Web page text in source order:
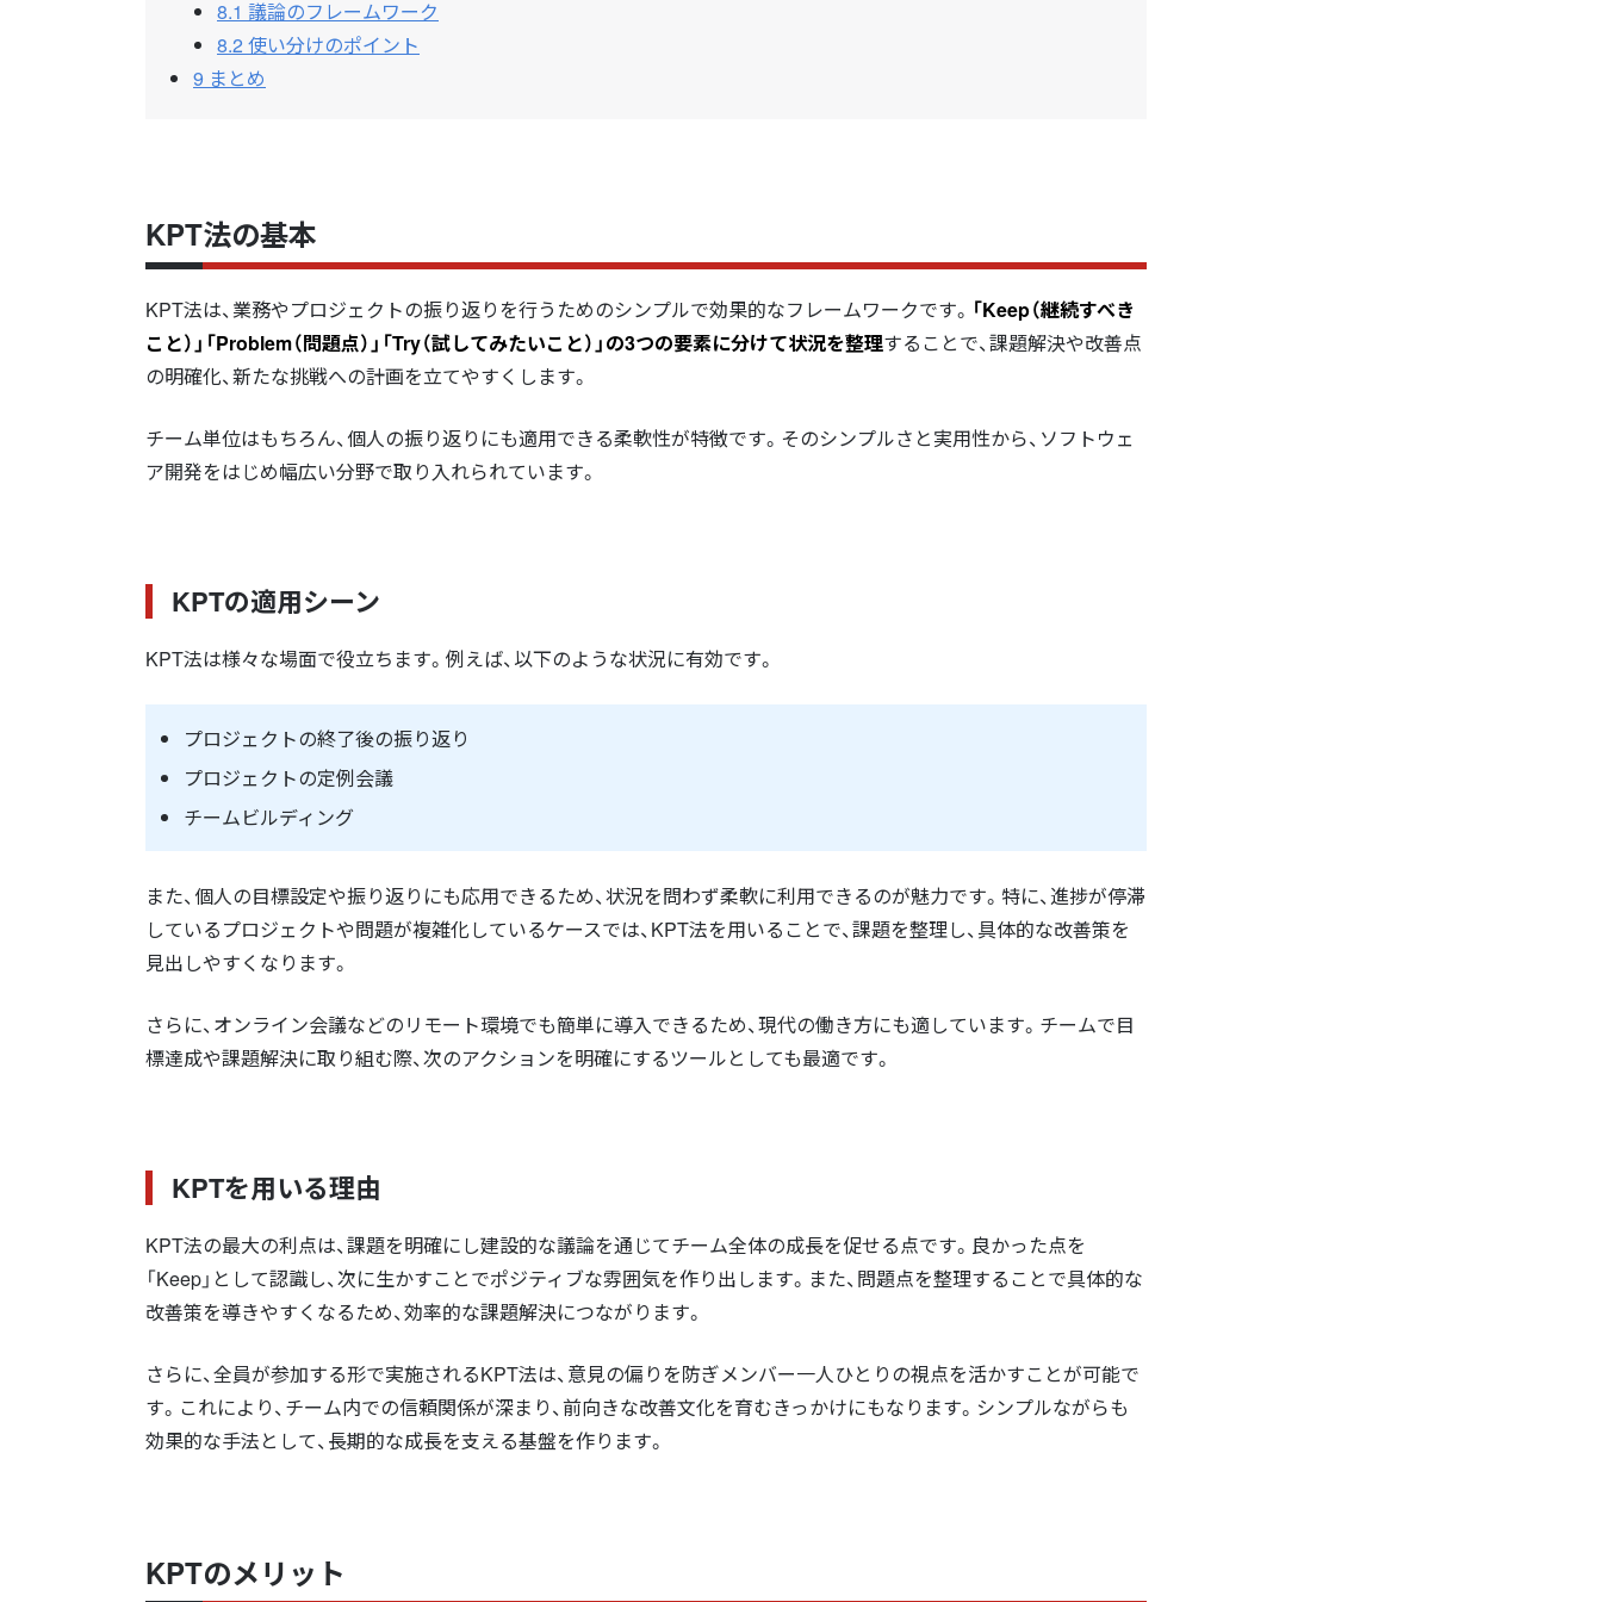
8.1 議論のフレームワーク
8.2 使い分けのポイント
9 まとめ
KPT法の基本
KPT法は、業務やプロジェクトの振り返りを行うためのシンプルで効果的なフレームワークです。 「Keep（継続すべき
こと）」「Problem（問題点）」「Try（試してみたいこと）」の3つの要素に分けて状況を整理することで、課題解決や改善点
の明確化、新たな挑戦への計画を立てやすくします。
チーム単位はもちろん、個人の振り返りにも適用できる柔軟性が特徴です。そのシンプルさと実用性から、ソフトウェ
ア開発をはじめ幅広い分野で取り入れられています。
KPTの適用シーン
KPT法は様々な場面で役立ちます。例えば、以下のような状況に有効です。
プロジェクトの終了後の振り返り
プロジェクトの定例会議
チームビルディング
また、個人の目標設定や振り返りにも応用できるため、状況を問わず柔軟に利用できるのが魅力です。特に、進捗が停滞
しているプロジェクトや問題が複雑化しているケースでは、KPT法を用いることで、課題を整理し、具体的な改善策を
見出しやすくなります。
さらに、オンライン会議などのリモート環境でも簡単に導入できるため、現代の働き方にも適しています。チームで目
標達成や課題解決に取り組む際、次のアクションを明確にするツールとしても最適です。
KPTを用いる理由
KPT法の最大の利点は、課題を明確にし建設的な議論を通じてチーム全体の成長を促せる点です。良かった点を
「Keep」として認識し、次に生かすことでポジティブな雰囲気を作り出します。また、問題点を整理することで具体的な
改善策を導きやすくなるため、効率的な課題解決につながります。
さらに、全員が参加する形で実施されるKPT法は、意見の偏りを防ぎメンバー一人ひとりの視点を活かすことが可能で
す。これにより、チーム内での信頼関係が深まり、前向きな改善文化を育むきっかけにもなります。シンプルながらも
効果的な手法として、長期的な成長を支える基盤を作ります。
KPTのメリット